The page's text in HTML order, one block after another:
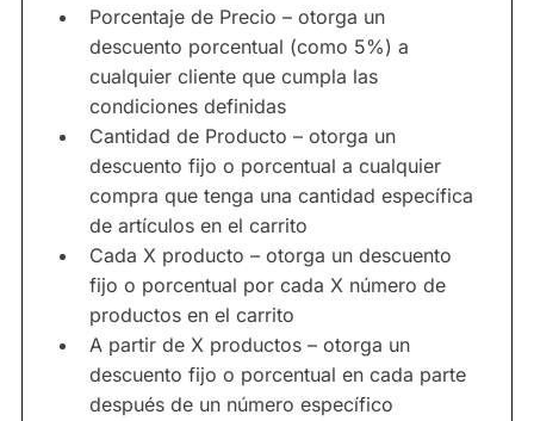
Porcentaje de Precio – otorga un
descuento porcentual (como 5%) a
cualquier cliente que cumpla las
condiciones definidas
Cantidad de Producto – otorga un
descuento fijo o porcentual a cualquier
compra que tenga una cantidad específica
de artículos en el carrito
Cada X producto – otorga un descuento
fijo o porcentual por cada X número de
productos en el carrito
A partir de X productos – otorga un
descuento fijo o porcentual en cada parte
después de un número específico